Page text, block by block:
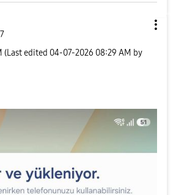
(Last edited ‎04-07-2026 08:29 AM by